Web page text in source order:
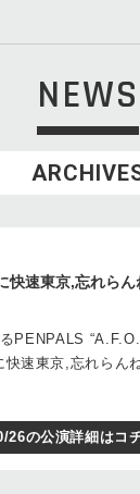
NEWS
快速東京,忘れら
PENPALS
速東京,忘れらん
26の公演詳細はコ